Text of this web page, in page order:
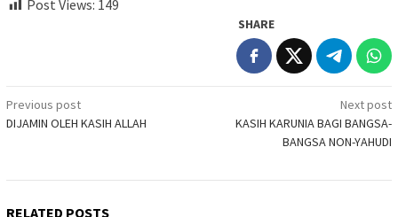
Post Views: 149
SHARE
Post
navigation
Previous post
DIJAMIN OLEH KASIH ALLAH
Next post
KASIH KARUNIA BAGI BANGSA-
BANGSA NON-YAHUDI
RELATED POSTS